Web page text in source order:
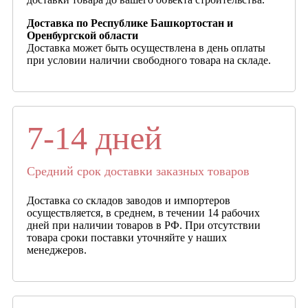
Доставка по Республике Башкортостан и
Оренбургской области
Доставка может быть осуществлена в день оплаты
при условии наличии свободного товара на складе.
7-14 дней
Средний срок доставки заказных товаров
Доставка со складов заводов и импортеров
осуществляется, в среднем, в течении 14 рабочих
дней при наличии товаров в РФ. При отсутствии
товара сроки поставки уточняйте у наших
менеджеров.